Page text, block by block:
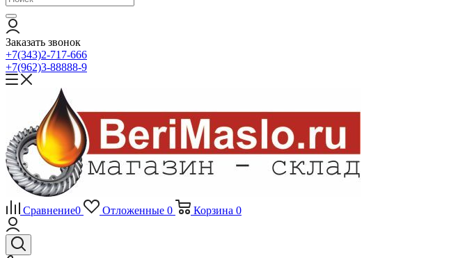
Заказать звонок
+7(343)2-717-666
+7(962)3-88888-9
Сравнение0 Отложенные 0 Корзина 0